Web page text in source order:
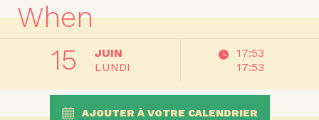
When
15
JUIN
LUNDI
17:53
17:53
AJOUTER À VOTRE CALENDRIER